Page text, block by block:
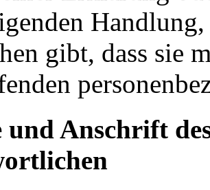
gibt, dass sie
und Anschrift